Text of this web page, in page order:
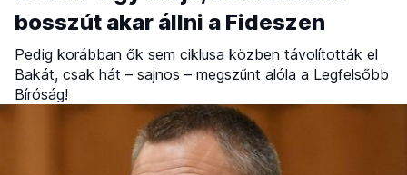
bosszút akar állni a Fideszen
Pedig korábban ők sem ciklusa közben távolították el
Bakát, csak hát – sajnos – megszűnt alóla a Legfelsőbb
Bíróság!